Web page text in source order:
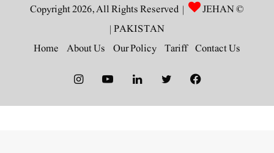
© Copyright 2026, All Rights Reserved |
JEHAN
PAKISTAN
|
Contact Us
Tariff
Our Policy
About Us
Home
Facebook
Twitter
LinkedIn
YouTube
Instagram